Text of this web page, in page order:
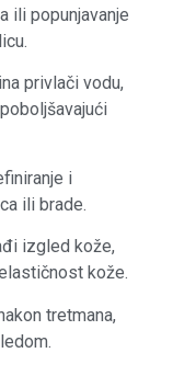
ili popunjavanje
privlači vodu,
i
ili brade.
izgled kože,
kože.
tretmana,